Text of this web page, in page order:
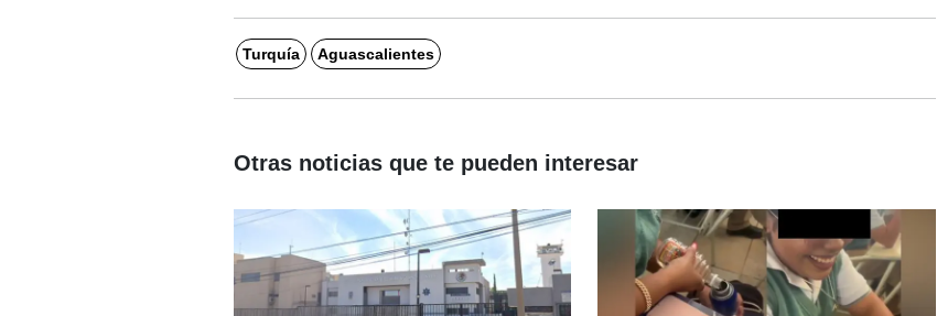
Turquía Aguascalientes
Otras noticias que te pueden interesar